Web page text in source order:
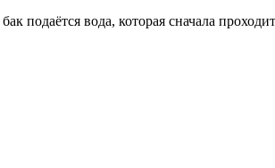
подаётся вода, которая сначала проходит